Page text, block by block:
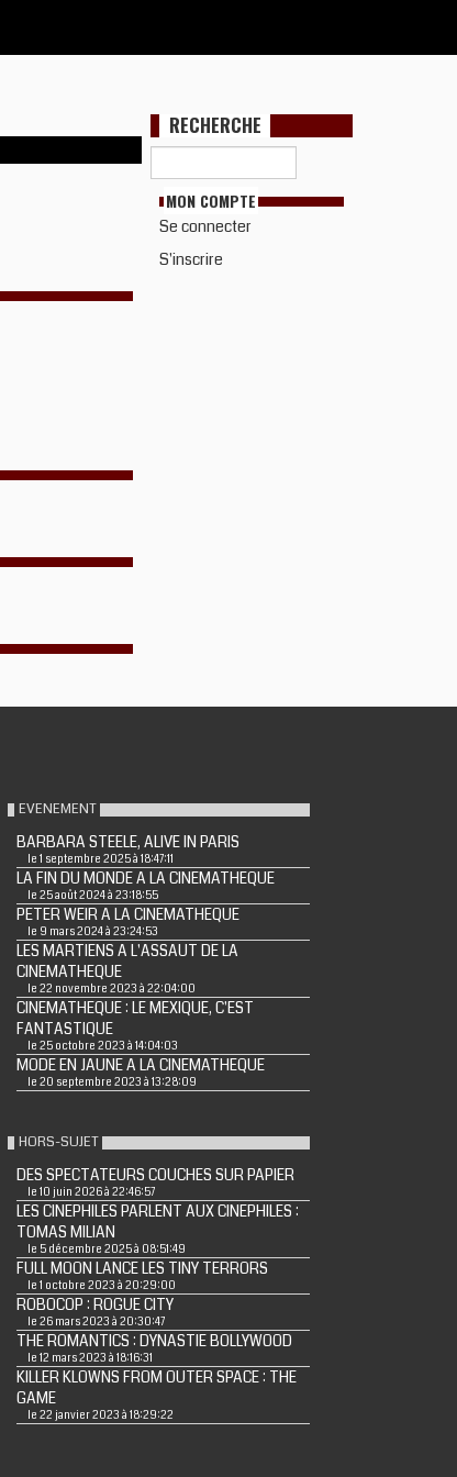
RECHERCHE
MON COMPTE
Se connecter
S'inscrire
EVENEMENT
BARBARA STEELE, ALIVE IN PARIS
le 1 septembre 2025 à 18:47:11
LA FIN DU MONDE A LA CINEMATHEQUE
le 25 août 2024 à 23:18:55
PETER WEIR A LA CINEMATHEQUE
le 9 mars 2024 à 23:24:53
LES MARTIENS A L'ASSAUT DE LA
CINEMATHEQUE
le 22 novembre 2023 à 22:04:00
CINEMATHEQUE : LE MEXIQUE, C'EST
FANTASTIQUE
le 25 octobre 2023 à 14:04:03
MODE EN JAUNE A LA CINEMATHEQUE
le 20 septembre 2023 à 13:28:09
HORS-SUJET
DES SPECTATEURS COUCHES SUR PAPIER
le 10 juin 2026 à 22:46:57
LES CINEPHILES PARLENT AUX CINEPHILES :
TOMAS MILIAN
le 5 décembre 2025 à 08:51:49
FULL MOON LANCE LES TINY TERRORS
le 1 octobre 2023 à 20:29:00
ROBOCOP : ROGUE CITY
le 26 mars 2023 à 20:30:47
THE ROMANTICS : DYNASTIE BOLLYWOOD
le 12 mars 2023 à 18:16:31
KILLER KLOWNS FROM OUTER SPACE : THE
GAME
le 22 janvier 2023 à 18:29:22